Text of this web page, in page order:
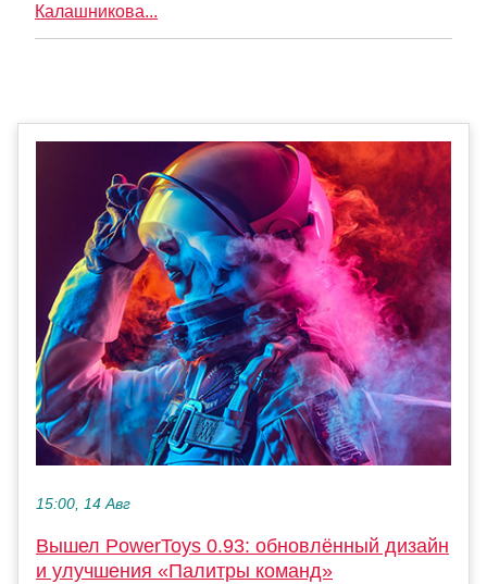
Калашникова...
15:00, 14 Авг
Вышел PowerToys 0.93: обновлённый дизайн
и улучшения «Палитры команд»